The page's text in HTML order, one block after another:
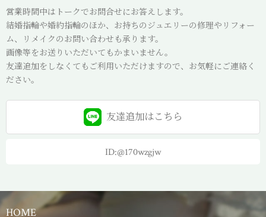
営業時間中はトークでお問合せにお答えします。
結婚指輪や婚約指輪のほか、お持ちのジュエリーの修理やリフォー
ム、リメイクのお問い合わせも承ります。
画像等をお送りいただいてもかまいません。
友達追加をしなくてもご利用いただけますので、お気軽にご連絡く
ださい。
友達追加はこちら
ID:@170wzgjw
HOME